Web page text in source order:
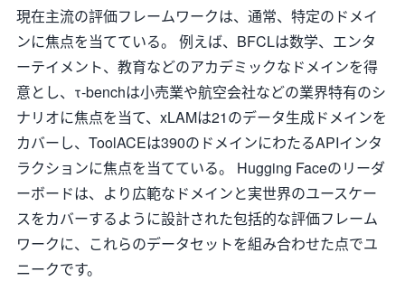
現在主流の評価フレームワークは、通常、特定のドメイ
ンに焦点を当てている。 例えば、BFCLは数学、エンタ
ーテイメント、教育などのアカデミックなドメインを得
意とし、τ-benchは小売業や航空会社などの業界特有のシ
ナリオに焦点を当て、xLAMは21のデータ生成ドメインを
カバーし、ToolACEは390のドメインにわたるAPIインタ
ラクションに焦点を当てている。 Hugging Faceのリーダ
ーボードは、より広範なドメインと実世界のユースケー
スをカバーするように設計された包括的な評価フレーム
ワークに、これらのデータセットを組み合わせた点でユ
ニークです。